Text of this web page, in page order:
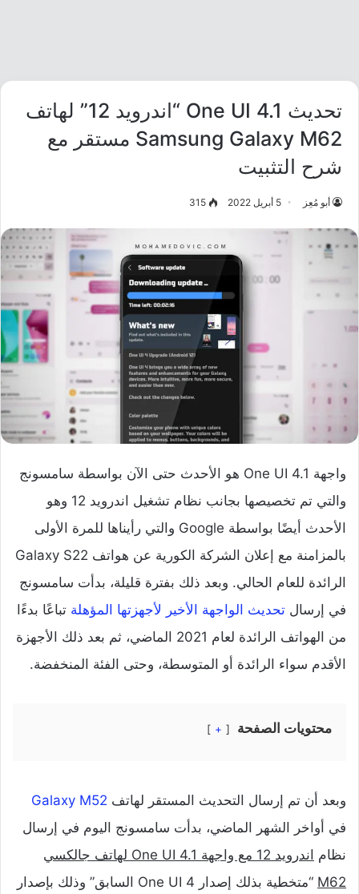
تحديث One UI 4.1 “اندرويد 12” لهاتف
Samsung Galaxy M62 مستقر مع
شرح التثبيت
أبو مُعِز 5 أبريل 2022 315
واجهة One UI 4.1 هو الأحدث حتى الآن بواسطة سامسونج
والتي تم تخصيصها بجانب نظام تشغيل اندرويد 12 وهو
الأحدث أيضًا بواسطة Google والتي رأيناها للمرة الأولى
بالمزامنة مع إعلان الشركة الكورية عن هواتف Galaxy S22
الرائدة للعام الحالي. وبعد ذلك بفترة قليلة، بدأت سامسونج
في إرسال تحديث الواجهة الأخير لأجهزتها المؤهلة تباعًا بدءًا
من الهواتف الرائدة لعام 2021 الماضي، ثم بعد ذلك الأجهزة
الأقدم سواء الرائدة أو المتوسطة، وحتى الفئة المنخفضة.
محتويات الصفحة +
وبعد أن تم إرسال التحديث المستقر لهاتف Galaxy M52
في أواخر الشهر الماضي، بدأت سامسونج اليوم في إرسال
نظام
اندرويد 12 مع واجهة One UI 4.1 لهاتف جالكسي
M62
“متخطية بذلك إصدار One UI 4 السابق” وذلك بإصدار